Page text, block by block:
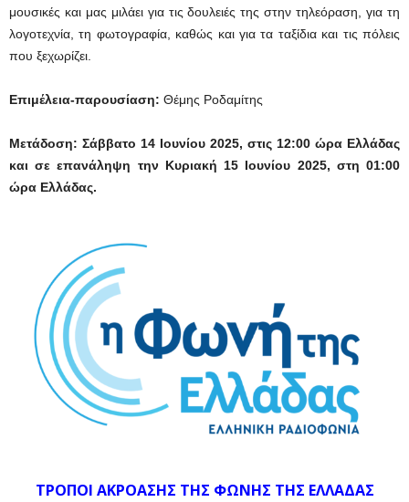
μουσικές και μας μιλάει για τις δουλειές της στην τηλεόραση, για τη
λογοτεχνία, τη φωτογραφία, καθώς και για τα ταξίδια και τις πόλεις
που ξεχωρίζει.
Επιμέλεια-παρουσίαση: Θέμης Ροδαμίτης
Μετάδοση: Σάββατο 14 Ιουνίου 2025, στις 12:00 ώρα Ελλάδας
και σε επανάληψη την Κυριακή 15 Ιουνίου 2025, στη 01:00
ώρα Ελλάδας.
ΤΡΟΠΟΙ ΑΚΡΟΑΣΗΣ ΤΗΣ ΦΩΝΗΣ ΤΗΣ ΕΛΛΑΔΑΣ